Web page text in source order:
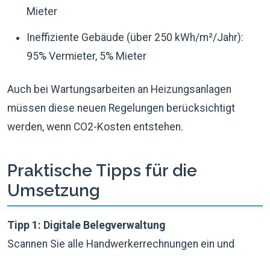
Mieter
Ineffiziente Gebäude (über 250 kWh/m²/Jahr):
95% Vermieter, 5% Mieter
Auch bei Wartungsarbeiten an Heizungsanlagen
müssen diese neuen Regelungen berücksichtigt
werden, wenn CO2-Kosten entstehen.
Praktische Tipps für die
Umsetzung
Tipp 1: Digitale Belegverwaltung
Scannen Sie alle Handwerkerrechnungen ein und